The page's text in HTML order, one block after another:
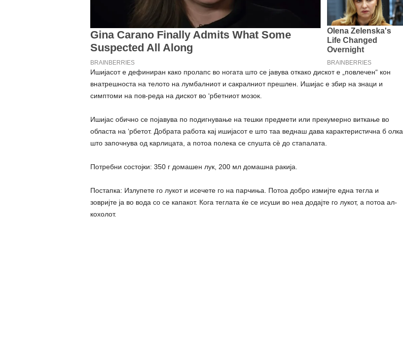
Ишијасот е дефиниран како пролапс во ногата што се јавува откако дискот е „повлечен“ кон
внатрешноста на телото на лумбалниот и сакралниот прешлен. Ишијас е збир на знаци и
симптоми на пов-реда на дискот во ‘рбетниот мозок.
Ишијас обично се појавува по подигнување на тешки предмети или прекумерно виткање во
областа на ‘рбетот. Добрата работа кај ишијасот е што таа веднаш дава карактеристична б олка
што започнува од карлицата, а потоа полека се спушта сè до стапалата.
Потребни состојки: 350 г домашен лук, 200 мл домашна ракија.
Постапка: Излупете го лукот и исечете го на парчиња. Потоа добро измијте една тегла и
зовријте ја во вода со се капакот. Кога теглата ќе се исуши во неа додајте го лукот, а потоа ал-
кохолот.